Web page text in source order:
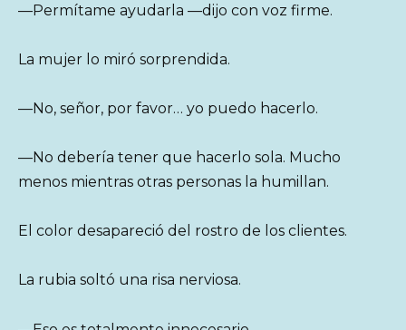
—Permítame ayudarla —dijo con voz firme.
La mujer lo miró sorprendida.
—No, señor, por favor… yo puedo hacerlo.
—No debería tener que hacerlo sola. Mucho
menos mientras otras personas la humillan.
El color desapareció del rostro de los clientes.
La rubia soltó una risa nerviosa.